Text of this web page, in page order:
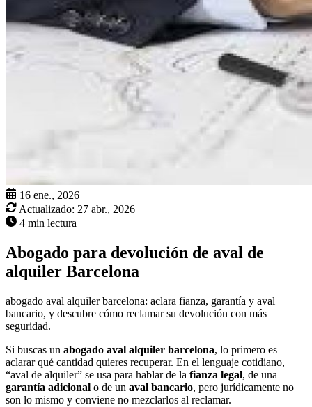
16 ene., 2026
Actualizado: 27 abr., 2026
4 min lectura
Abogado para devolución de aval de
alquiler Barcelona
abogado aval alquiler barcelona: aclara fianza, garantía y aval
bancario, y descubre cómo reclamar su devolución con más
seguridad.
Si buscas un abogado aval alquiler barcelona, lo primero es
aclarar qué cantidad quieres recuperar. En el lenguaje cotidiano,
“aval de alquiler” se usa para hablar de la fianza legal, de una
garantía adicional o de un aval bancario, pero jurídicamente no
son lo mismo y conviene no mezclarlos al reclamar.